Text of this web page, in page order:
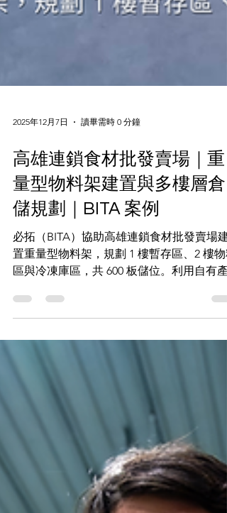
2025年12月7日 讀畢需時 0 分鐘
高雄連鎖食材批發賣場｜重
量型物料架建置與多樓層倉
儲規劃｜BITA 案例
必拓（BITA）協助高雄連鎖食材批發賣場建
工，提供高雄地區專業倉儲規劃與貨架工程